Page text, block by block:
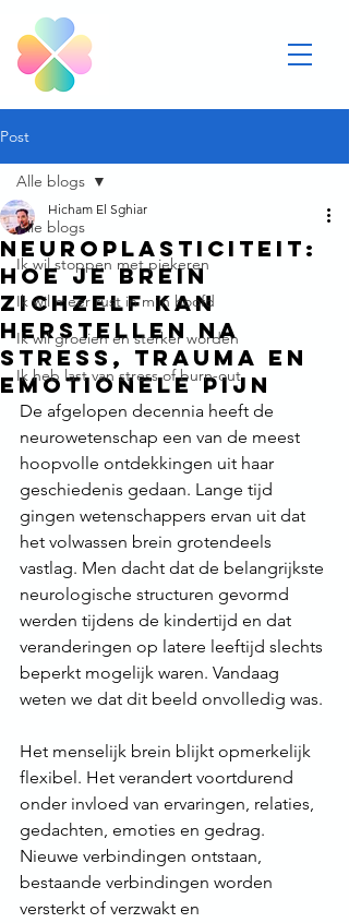
Post
Alle blogs
Ik wil stoppen met piekeren
Ik wil meer rust in mijn hoofd
Ik wil groeien en sterker worden
Ik heb last van stress of burn-out
Alle blogs
Neuroplasticiteit:
hoe je brein
zichzelf kan
herstellen na
stress, trauma en
emotionele pijn
Hicham El Sghiar
De afgelopen decennia heeft de
neurowetenschap een van de meest
hoopvolle ontdekkingen uit haar
geschiedenis gedaan. Lange tijd
gingen wetenschappers ervan uit dat
het volwassen brein grotendeels
vastlag. Men dacht dat de belangrijkste
neurologische structuren gevormd
werden tijdens de kindertijd en dat
veranderingen op latere leeftijd slechts
beperkt mogelijk waren. Vandaag
weten we dat dit beeld onvolledig was.
Het menselijk brein blijkt opmerkelijk
flexibel. Het verandert voortdurend
onder invloed van ervaringen, relaties,
gedachten, emoties en gedrag.
Nieuwe verbindingen ontstaan,
bestaande verbindingen worden
versterkt of verzwakt en